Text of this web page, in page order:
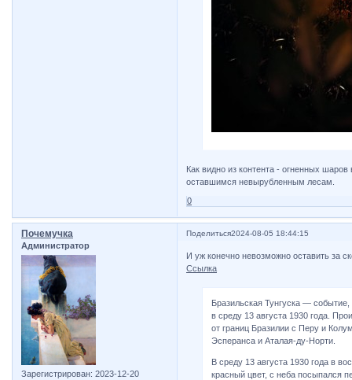
Как видно из контента - огненных
оставшимся невырубленным лесам.
0
Поделиться2024-08-05 18:44:15
Почемучка
Администратор
Зарегистрирован: 2023-12-20
И уж конечно невозможно оставить за
Ссылка
Бразильская Тунгуска —
в среду 13 августа 1930 года.
от границ Бразилии с Перу и
Эсперанса и Аталая-ду-Норти.
В среду 13 августа 1930 года в
красный цвет, с неба посыпался